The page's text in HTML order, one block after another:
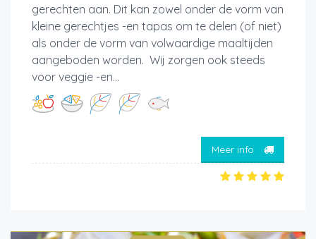
gerechten aan. Dit kan zowel onder de vorm van
kleine gerechtjes -en tapas om te delen (of niet)
als onder de vorm van volwaardige maaltijden
aangeboden worden. Wij zorgen ook steeds
voor veggie -en...
Meer info